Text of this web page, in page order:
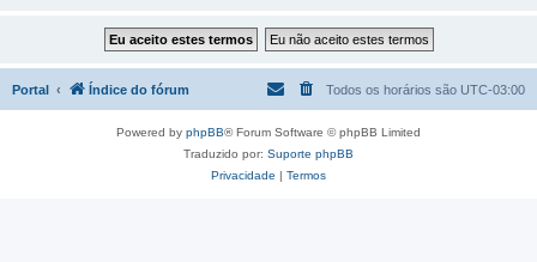
Portal Índice do fórum Todos os horários são UTC-03:00
Powered by phpBB® Forum Software © phpBB Limited
Traduzido por: Suporte phpBB
Privacidade | Termos